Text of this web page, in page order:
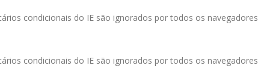
condicionais do IE são ignorados por todos os navegadores
condicionais do IE são ignorados por todos os navegadores